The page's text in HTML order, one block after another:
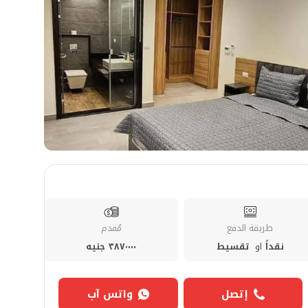
طريقة الدفع
نقداً او تقسيط
مُقدم
٣٨٧٬٠٠٠ جنيه
إتصل واتس آب